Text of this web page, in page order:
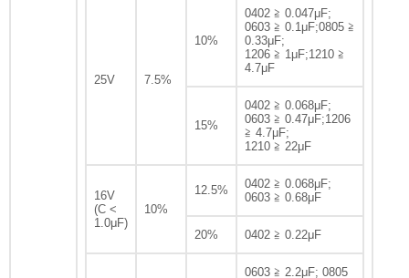
25V 7.5%
10%
0402 ≧ 0.047μF;
0603 ≧ 0.1μF;0805 ≧
0.33μF;
1206 ≧ 1μF;1210 ≧
4.7μF
15%
0402 ≧ 0.068μF;
0603 ≧ 0.47μF;1206
≧ 4.7μF;
1210 ≧ 22μF
16V
(C <
1.0μF)
10%
12.5%
0402 ≧ 0.068μF;
0603 ≧ 0.68μF
20% 0402 ≧ 0.22μF
0603 ≧ 2.2μF; 0805